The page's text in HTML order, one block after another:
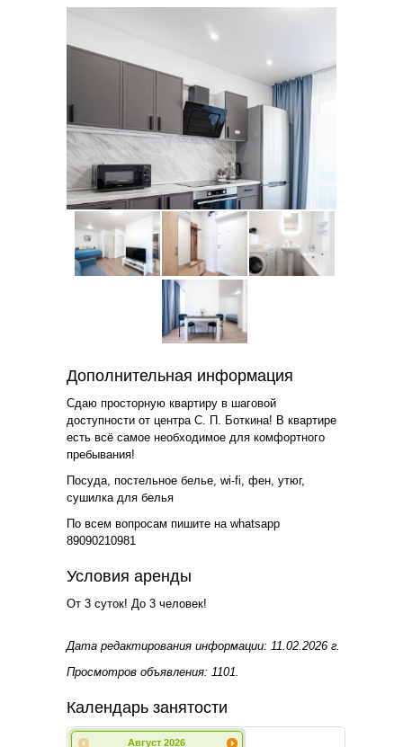
Дополнительная информация
Сдаю просторную квартиру в шаговой
доступности от центра С. П. Боткина! В квартире
есть всё самое необходимое для комфортного
пребывания!
Посуда, постельное белье, wi-fi, фен, утюг,
сушилка для белья
По всем вопросам пишите на whatsapp
89090210981
Условия аренды
От 3 суток! До 3 человек!
Дата редактирования информации: 11.02.2026 г.
Просмотров объявления: 1101.
Календарь занятости
Август 2026